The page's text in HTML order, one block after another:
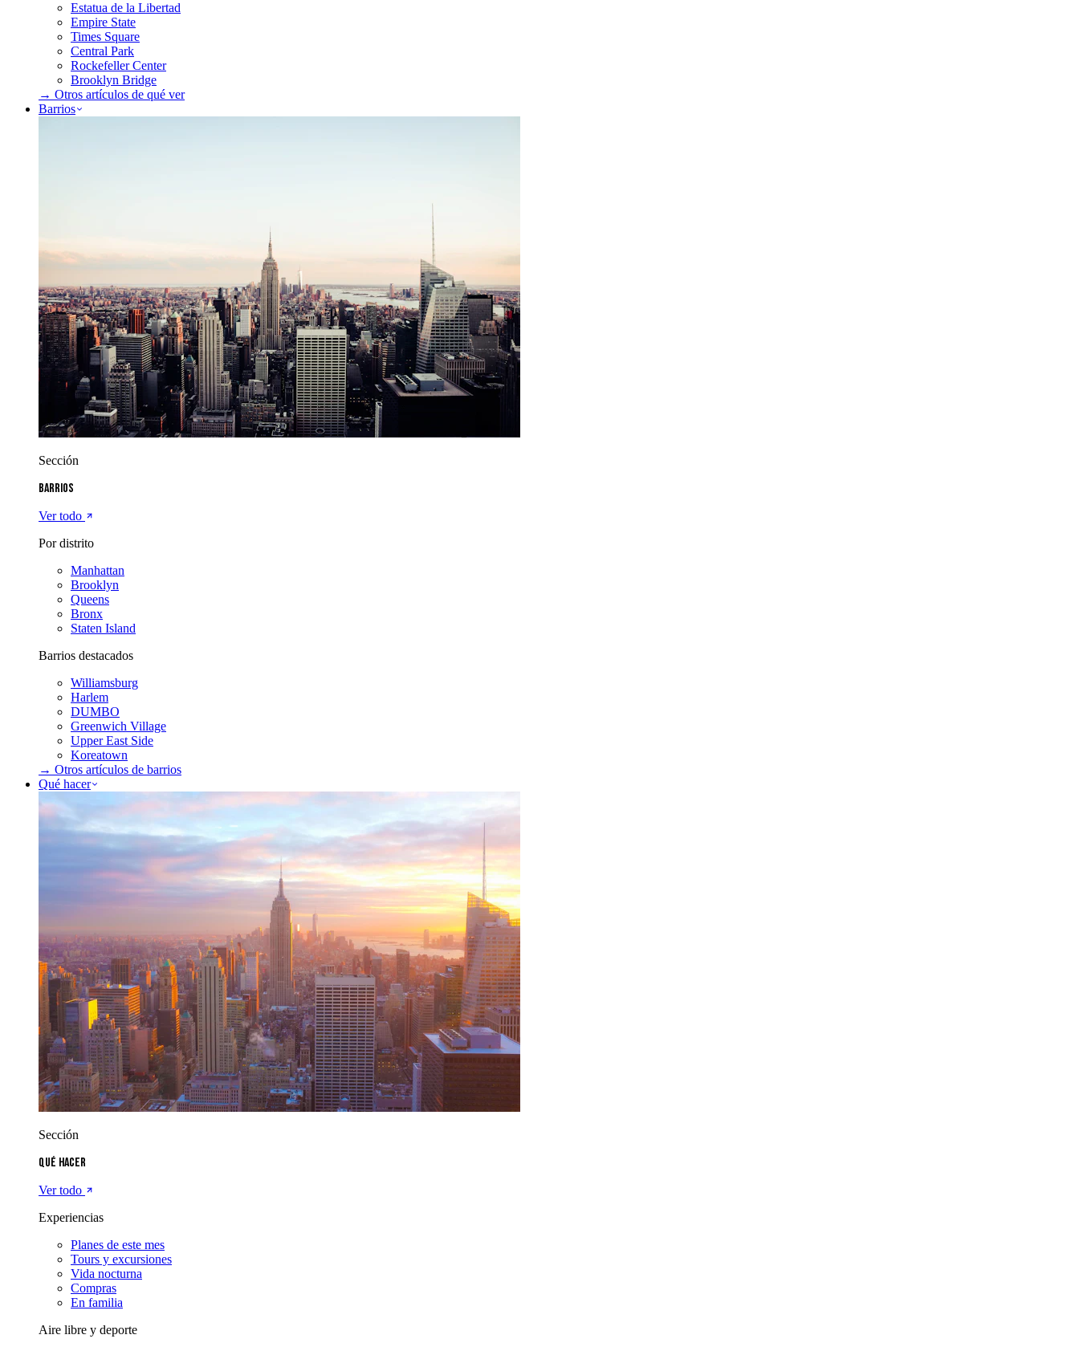
Estatua de la Libertad
Empire State
Times Square
Central Park
Rockefeller Center
Brooklyn Bridge
→ Otros artículos de qué ver
Barrios
Sección
Barrios
Ver todo
Por distrito
Manhattan
Brooklyn
Queens
Bronx
Staten Island
Barrios destacados
Williamsburg
Harlem
DUMBO
Greenwich Village
Upper East Side
Koreatown
→ Otros artículos de barrios
Qué hacer
Sección
Qué hacer
Ver todo
Experiencias
Planes de este mes
Tours y excursiones
Vida nocturna
Compras
En familia
Aire libre y deporte